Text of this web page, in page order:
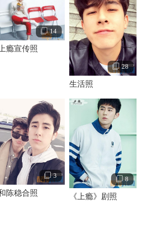
松个人资料简介 林枫松写真
《上瘾》 网络剧开机发布会在北京举
网络剧的其他三位主演一起出席开机
出演《上瘾》网络剧，在剧中饰演尤
枫松参演的网络剧《上瘾》发布完整
剧《梁山伯与祝英台》，在剧中饰演
14
瘾宣传照
28
生活照
3
陈稳合照
8
《上瘾》剧照